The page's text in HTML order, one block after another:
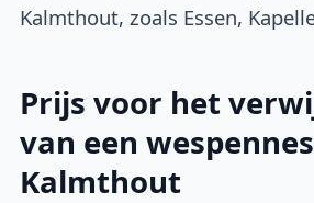
Kalmthout, zoals Essen,
Prijs voor het
van een
Kalmthout